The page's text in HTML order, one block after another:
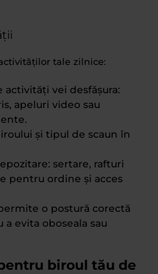
tale zilnice:
vei desfășura:
apeluri video sau
și tipul de scaun în
sertare, rafturi
pentru ordine și acces
o postură corectă
evita oboseala sau
biroul tău de